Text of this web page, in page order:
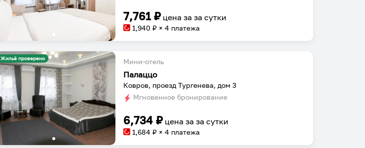
7,761₽ цена заза сутки
1,940 ₽ × 4 платежа
Жильё проверено Мини-отель
Палаццо
Ковров, проезд Тургенева, дом 3
Мгновенное бронирование
6,734 ₽ цена заза сутки
1,684 ₽ × 4 платежа